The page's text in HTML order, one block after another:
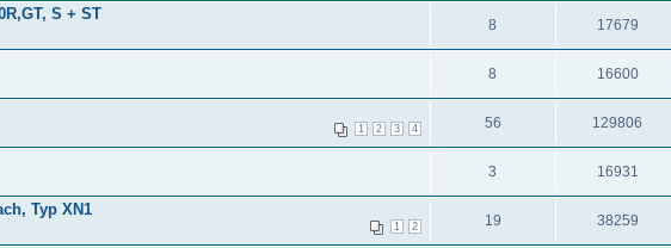
S + ST
8 17679
8 16600
1 2 3 4 56 129806
3 16931
Typ XN1
1 2 19 38259